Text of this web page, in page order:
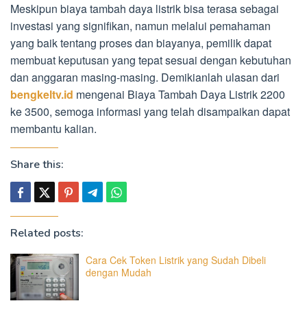
Meskipun biaya tambah daya listrik bisa terasa sebagai
investasi yang signifikan, namun melalui pemahaman
yang baik tentang proses dan biayanya, pemilik dapat
membuat keputusan yang tepat sesuai dengan kebutuhan
dan anggaran masing-masing. Demikianlah ulasan dari
bengkeltv.id mengenai Biaya Tambah Daya Listrik 2200
ke 3500, semoga informasi yang telah disampaikan dapat
membantu kalian.
Share this:
Related posts:
Cara Cek Token Listrik yang Sudah Dibeli
dengan Mudah